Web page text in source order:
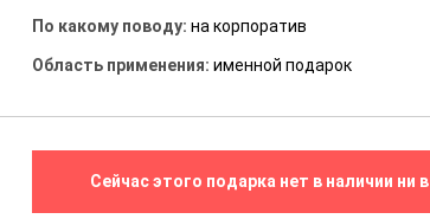
По какому поводу:на корпоратив
Область применения:именной подарок
Сейчас этого подарка нет в наличии